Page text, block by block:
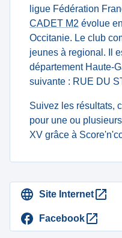
ligue Fédération
CADET M2 évolue
Occitanie. Le club
jeunes à regional. Il
département Haute-
suivante : RUE DU
Suivez les résultats,
pour une ou
XV grâce à
Site Internet
Facebook